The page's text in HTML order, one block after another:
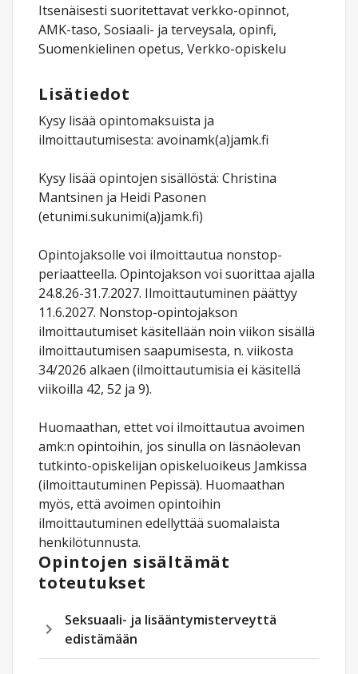
Itsenäisesti suoritettavat verkko-opinnot,
AMK-taso, Sosiaali- ja terveysala, opinfi,
Suomenkielinen opetus, Verkko-opiskelu
Lisätiedot
Kysy lisää opintomaksuista ja
ilmoittautumisesta: avoinamk(a)jamk.fi
Kysy lisää opintojen sisällöstä: Christina
Mantsinen ja Heidi Pasonen
(etunimi.sukunimi(a)jamk.fi)
Opintojaksolle voi ilmoittautua nonstop-
periaatteella. Opintojakson voi suorittaa ajalla
24.8.26-31.7.2027. Ilmoittautuminen päättyy
11.6.2027. Nonstop-opintojakson
ilmoittautumiset käsitellään noin viikon sisällä
ilmoittautumisen saapumisesta, n. viikosta
34/2026 alkaen (ilmoittautumisia ei käsitellä
viikoilla 42, 52 ja 9).
Huomaathan, ettet voi ilmoittautua avoimen
amk:n opintoihin, jos sinulla on läsnäolevan
tutkinto-opiskelijan opiskeluoikeus Jamkissa
(ilmoittautuminen Pepissä). Huomaathan
myös, että avoimen opintoihin
ilmoittautuminen edellyttää suomalaista
henkilötunnusta.
Opintojen sisältämät
toteutukset
Seksuaali- ja lisääntymisterveyttä
edistämään